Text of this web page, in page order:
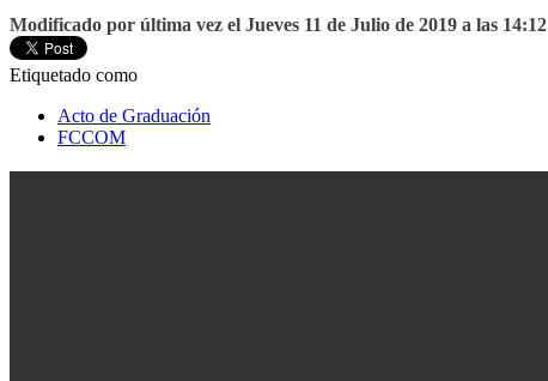
Modificado por última vez el Jueves 11 de Julio de 2019 a las 14:12
Etiquetado como
Acto de Graduación
FCCOM